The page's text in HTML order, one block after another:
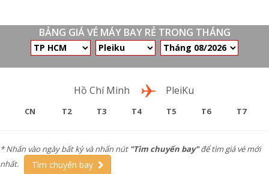
BẢNG GIÁ VÉ MÁY BAY RẺ TRONG THÁNG
Hồ Chí Minh PleiKu
CN T2 T3 T4 T5 T6 T7
* Nhấn vào ngày bất kỳ và nhấn nút "Tìm chuyến bay"để tìm giá vé mới
nhất.
Tìm chuyến bay